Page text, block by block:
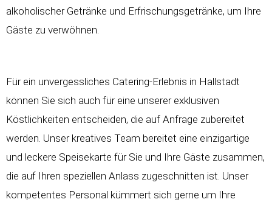
alkoholischer Getränke und Erfrischungsgetränke, um Ihre
Gäste zu verwöhnen.
Für ein unvergessliches Catering-Erlebnis in Hallstadt
können Sie sich auch für eine unserer exklusiven
Köstlichkeiten entscheiden, die auf Anfrage zubereitet
werden. Unser kreatives Team bereitet eine einzigartige
und leckere Speisekarte für Sie und Ihre Gäste zusammen,
die auf Ihren speziellen Anlass zugeschnitten ist. Unser
kompetentes Personal kümmert sich gerne um Ihre